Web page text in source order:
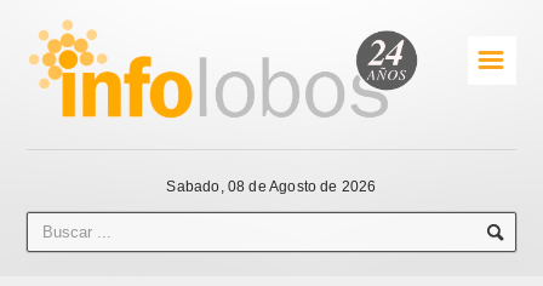
☰
Sabado, 08 de Agosto de 2026